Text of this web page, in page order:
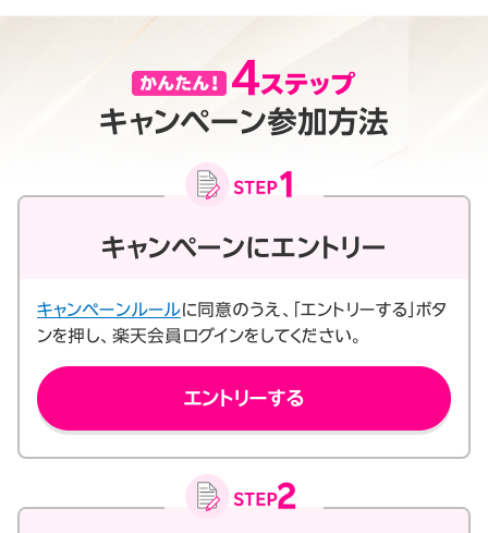
キャンペーン参加方法
キャンペーンにエントリー
キャンペーンルールに同意のうえ、「エントリーする」ボタ
ンを押し、楽天会員ログインをしてください。
エントリーする